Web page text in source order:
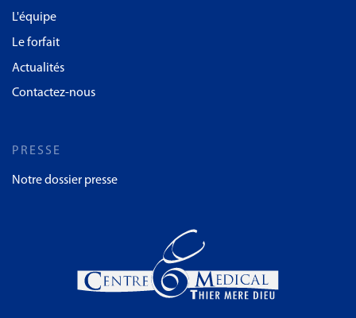
L'équipe
Le forfait
Actualités
Contactez-nous
PRESSE
Notre dossier presse